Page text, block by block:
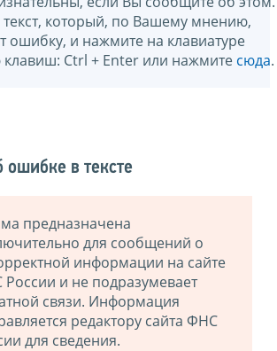
текст, который, по Вашему мнению,
ошибку, и нажмите на клавиатуре
Ctrl + Enter или нажмите сюда.
в тексте
предназначена
для сообщений о
информации на сайте
и не подразумевает
связи. Информация
редактору сайта ФНС
для сведения.